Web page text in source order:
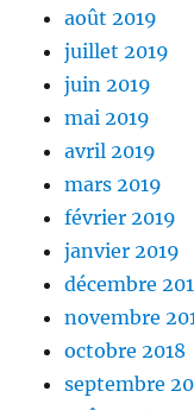
août 2019
juillet 2019
juin 2019
mai 2019
avril 2019
mars 2019
février 2019
janvier 2019
décembre
novembre
octobre 2018
septembre